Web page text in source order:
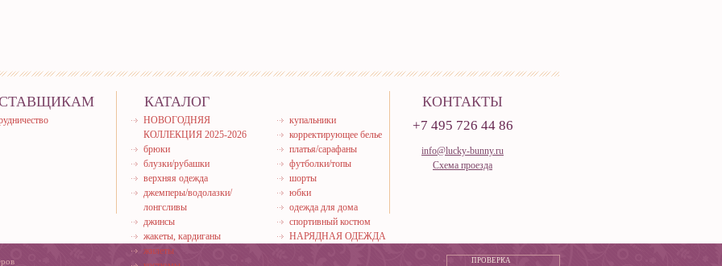
КАТАЛОГ
НОВОГОДНЯЯ
КОЛЛЕКЦИЯ 2025-2026
брюки
блузки/рубашки
верхняя одежда
джемперы/водолазки/
лонгсливы
джинсы
жакеты, кардиганы
жилеты
купальники
корректирующее белье
платья/сарафаны
футболки/топы
шорты
юбки
одежда для дома
спортивный костюм
НАРЯДНАЯ ОДЕЖДА
КОНТАКТЫ
+7 495 726 44 86
info@lucky-bunny.ru
Схема проезда
ПРОВЕРКА